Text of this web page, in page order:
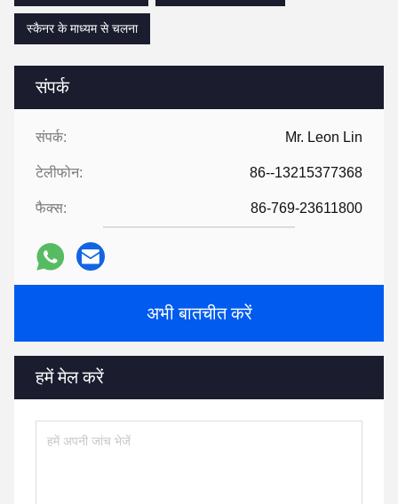
संपर्क
संपर्क: Mr. Leon Lin
टेलीफोन: 86--13215377368
फैक्स: 86-769-23611800
अभी बातचीत करें
हमें मेल करें
स्कैनर के माध्यम से चलना